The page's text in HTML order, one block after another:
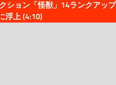
ション「怪獣」14ランクアップ
浮上 (4:10)